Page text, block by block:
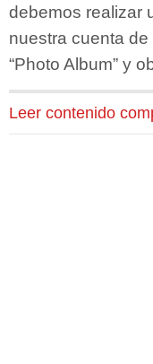
debemos realizar
nuestra cuenta de
“Photo Album” y
Leer contenido